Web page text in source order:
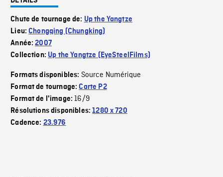
Chute de tournage de: Up the Yangtze
Lieu:Chongqing (Chungking)
Année:2007
Collection: Up the Yangtze (EyeSteelFilms)
Formats disponibles: Source Numérique
Format de tournage:Carte P2
Format de l'image:16/9
Résolutions disponibles:1280 x 720
Cadence: 23.976